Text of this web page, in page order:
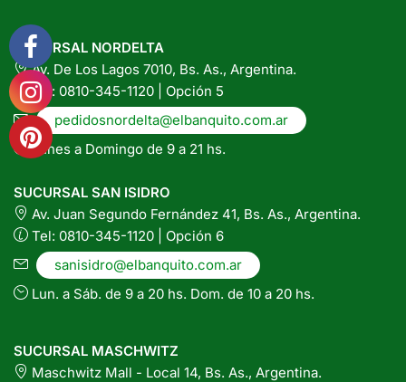
SUCURSAL NORDELTA
Av. De Los Lagos 7010, Bs. As., Argentina.
Tel: 0810-345-1120 | Opción 5
pedidosnordelta@elbanquito.com.ar
Lunes a Domingo de 9 a 21 hs.
SUCURSAL SAN ISIDRO
Av. Juan Segundo Fernández 41, Bs. As., Argentina.
Tel: 0810-345-1120 | Opción 6
sanisidro@elbanquito.com.ar
Lun. a Sáb. de 9 a 20 hs. Dom. de 10 a 20 hs.
SUCURSAL MASCHWITZ
Maschwitz Mall - Local 14, Bs. As., Argentina.